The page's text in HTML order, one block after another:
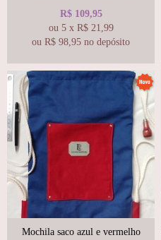
R$ 109,95
ou 5 x R$ 21,99
ou R$ 98,95 no depósito
Mochila saco azul e vermelho